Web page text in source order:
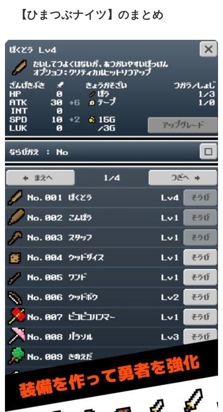
【ひまつぶナイツ】のまとめ